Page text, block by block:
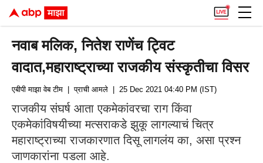
नवाब मलिक, नितेश राणेंच ट्विट
वादात,महाराष्ट्राच्या राजकीय संस्कृतीचा विसर
एबीपी माझा वेब टीम | प्राची आमले | 25 Dec 2021 04:40 PM (IST)
राजकीय संघर्ष आता एकमेकांवरचा राग किंवा
एकमेकांविषयीच्या मत्सराकडे झुकू लागल्याचं चित्र
महाराष्ट्राच्या राजकारणात दिसू लागलंय का, असा प्रश्न
जाणकारांना पडला आहे.